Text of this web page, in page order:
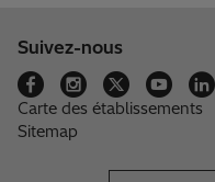
Suivez-nous
Carte des établissements
Sitemap